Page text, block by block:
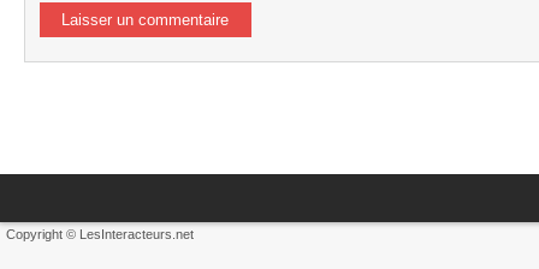
Copyright © LesInteracteurs.net